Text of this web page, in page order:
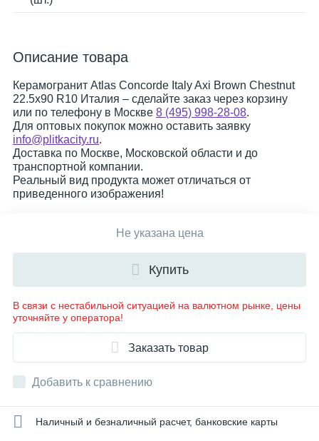
Описание товара
Керамогранит Atlas Concorde Italy Axi Brown Chestnut
22.5x90 R10 Италия – сделайте заказ через корзину
или по телефону в Москве 8 (495) 998-28-08.
Для оптовых покупок можно оставить заявку
info@plitkacity.ru.
Доставка по Москве, Московской области и до
транспортной компании.
Реальный вид продукта может отличаться от
приведенного изображения!
Не указана цена
Купить
В связи с нестабильной ситуацией на валютном рынке, цены
уточняйте у оператора!
Заказать товар
Добавить к сравнению
Наличный и безналичный расчет, банковские карты